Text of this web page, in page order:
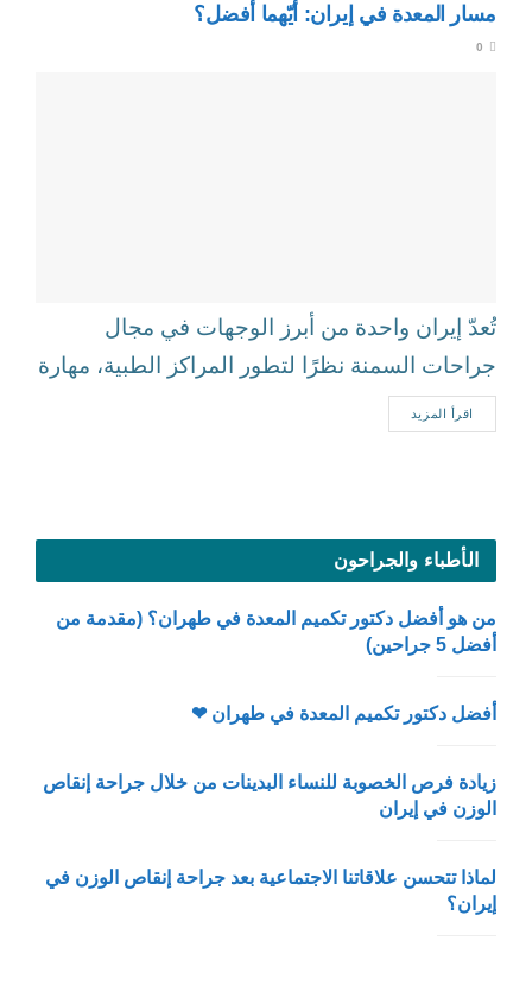
مسار المعدة في إيران: أيّهما أفضل؟
تُعدّ إيران واحدة من أبرز الوجهات في مجال
جراحات السمنة نظرًا لتطور المراكز الطبية، مهارة
الجرّاحين، وتكاليف العلاج المناسبة مقارنة...
اقرأ المزيد
الأطباء والجراحون
من هو أفضل دكتور تكميم المعدة في طهران؟ (مقدمة من
أفضل 5 جراحين)
أفضل دكتور تكميم المعدة في طهران ❤
زيادة فرص الخصوبة للنساء البدينات من خلال جراحة إنقاص
الوزن في إيران
لماذا تتحسن علاقاتنا الاجتماعية بعد جراحة إنقاص الوزن في
إيران؟